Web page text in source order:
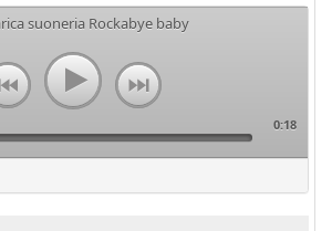
suoneria Rockabye baby
0:18